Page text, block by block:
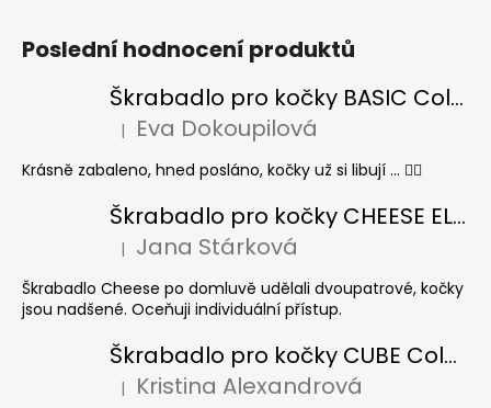
Poslední hodnocení produktů
Škrabadlo pro kočky BASIC Colour
Hodnocení produktu je 5 z 5 hvězdiček.
| Eva Dokoupilová
Krásně zabaleno, hned posláno, kočky už si libují ... 👍🏻
Škrabadlo pro kočky CHEESE ELIPSE colour
Hodnocení produktu je 5 z 5 hvězdiček.
| Jana Stárková
Škrabadlo Cheese po domluvě udělali dvoupatrové, kočky
jsou nadšené. Oceňuji individuální přístup.
Škrabadlo pro kočky CUBE Colour
Hodnocení produktu je 5 z 5 hvězdiček.
| Kristina Alexandrová